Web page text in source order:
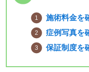
施術料金を
症例写真を
保証制度を